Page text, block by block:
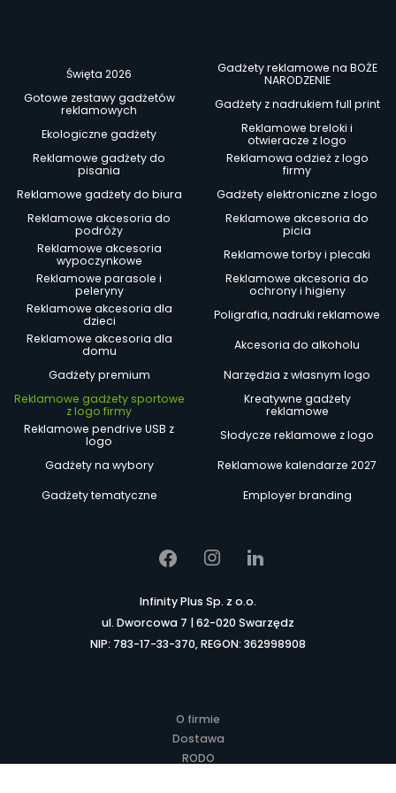
Święta 2026
Gadżety reklamowe na BOŻE
NARODZENIE
Gotowe zestawy gadżetów
reklamowych
Gadżety z nadrukiem full print
Ekologiczne gadżety
Reklamowe breloki i
otwieracze z logo
Reklamowe gadżety do
pisania
Reklamowa odzież z logo
firmy
Reklamowe gadżety do biura
Gadżety elektroniczne z logo
Reklamowe akcesoria do
podróży
Reklamowe akcesoria do
picia
Reklamowe akcesoria
wypoczynkowe
Reklamowe torby i plecaki
Reklamowe parasole i
peleryny
Reklamowe akcesoria do
ochrony i higieny
Reklamowe akcesoria dla
dzieci
Poligrafia, nadruki reklamowe
Reklamowe akcesoria dla
domu
Akcesoria do alkoholu
Gadżety premium
Narzędzia z własnym logo
Reklamowe gadżety sportowe
z logo firmy
Kreatywne gadżety
reklamowe
Reklamowe pendrive USB z
logo
Słodycze reklamowe z logo
Gadżety na wybory
Reklamowe kalendarze 2027
Gadżety tematyczne
Employer branding
Infinity Plus Sp. z o.o.
ul. Dworcowa 7 | 62-020 Swarzędz
NIP: 783-17-33-370, REGON: 362998908
O firmie
Dostawa
RODO